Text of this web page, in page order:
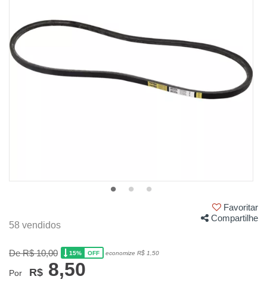
Favoritar
58 vendidos
Compartilhe
De R$ 10,00 15% OFF economize R$ 1,50
Por R$ 8,50